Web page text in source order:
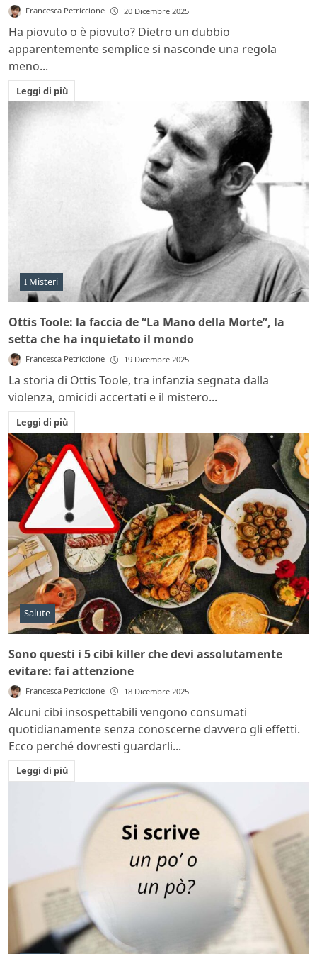
Francesca Petriccione 20 Dicembre 2025
Ha piovuto o è piovuto? Dietro un dubbio
apparentemente semplice si nasconde una regola
meno...
Leggi di più
I Misteri
Ottis Toole: la faccia de “La Mano della Morte”, la
setta che ha inquietato il mondo
Francesca Petriccione 19 Dicembre 2025
La storia di Ottis Toole, tra infanzia segnata dalla
violenza, omicidi accertati e il mistero...
Leggi di più
Salute
Sono questi i 5 cibi killer che devi assolutamente
evitare: fai attenzione
Francesca Petriccione 18 Dicembre 2025
Alcuni cibi insospettabili vengono consumati
quotidianamente senza conoscerne davvero gli effetti.
Ecco perché dovresti guardarli...
Leggi di più